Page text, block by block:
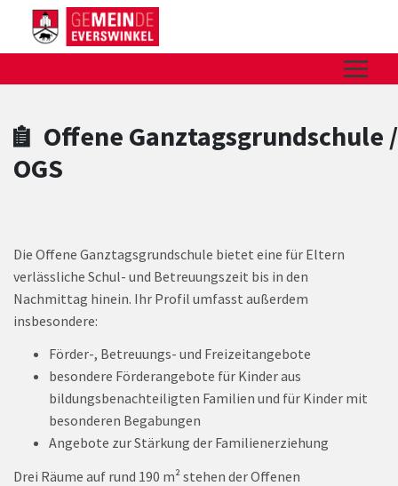
Zum Header
Zum Hauptinhalt
Zum Footer
Zum Hauptinhalt springen
Offene Ganztagsgrundschule /
OGS
Die Offene Ganztagsgrundschule bietet eine für Eltern
verlässliche Schul- und Betreuungszeit bis in den
Nachmittag hinein. Ihr Profil umfasst außerdem
insbesondere:
Förder-, Betreuungs- und Freizeitangebote
besondere Förderangebote für Kinder aus
bildungsbenachteiligten Familien und für Kinder mit
besonderen Begabungen
Angebote zur Stärkung der Familienerziehung
Drei Räume auf rund 190 m² stehen der Offenen